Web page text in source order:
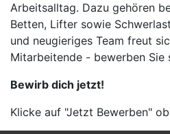
Arbeitsalltag. Dazu gehören
Betten, Lifter sowie
und neugieriges Team freut
Mitarbeitende - bewerben Sie
Bewirb dich jetzt!
Klicke auf "Jetzt Bewerben"